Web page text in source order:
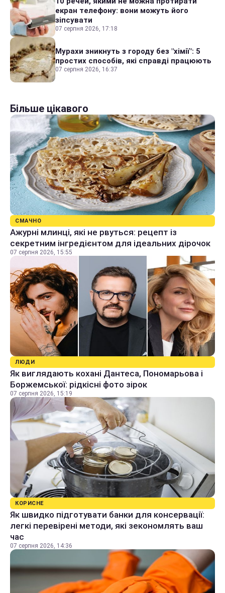
екран телефону: вони можуть його
зіпсувати
07 серпня 2026, 17:18
Мурахи зникнуть з городу без "хімії": 5
простих способів, які справді працюють
07 серпня 2026, 16:37
Більше цікавого
СМАЧНО
Ажурні млинці, які не рвуться: рецепт із
секретним інгредієнтом для ідеальних дірочок
07 серпня 2026, 15:55
ЛЮДИ
Як виглядають кохані Дантеса, Пономарьова і
Боржемської: рідкісні фото зірок
07 серпня 2026, 15:19
КОРИСНЕ
Як швидко підготувати банки для консервації:
легкі перевірені методи, які зекономлять ваш
час
07 серпня 2026, 14:36